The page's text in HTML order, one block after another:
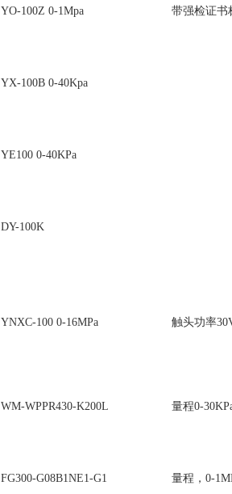
YO-100Z 0-1Mpa 带强检证书
YX-100B 0-40Kpa
YE100 0-40KPa
DY-100K
YNXC-100 0-16MPa 触头功率
WM-WPPR430-K200L 量程0-
FG300-G08B1NE1-G1 量程， 0-